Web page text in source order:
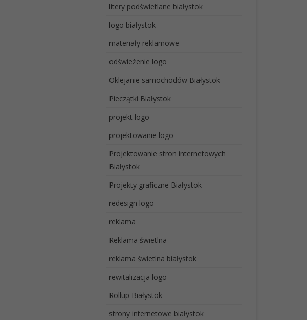
litery podświetlane białystok
logo białystok
materiały reklamowe
odświeżenie logo
Oklejanie samochodów Białystok
Pieczątki Białystok
projekt logo
projektowanie logo
Projektowanie stron internetowych
Białystok
Projekty graficzne Białystok
redesign logo
reklama
Reklama świetlna
reklama świetlna białystok
rewitalizacja logo
Rollup Białystok
strony internetowe białystok